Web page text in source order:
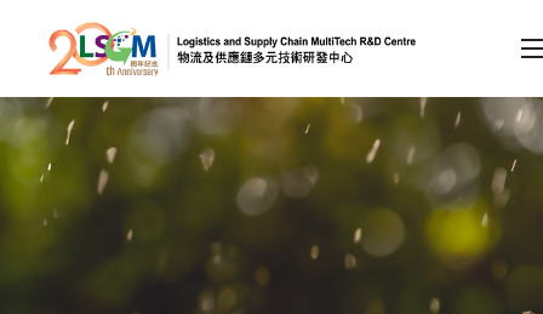
跳到內容（按回車鍵）
會員登入
A A EN 繁 简